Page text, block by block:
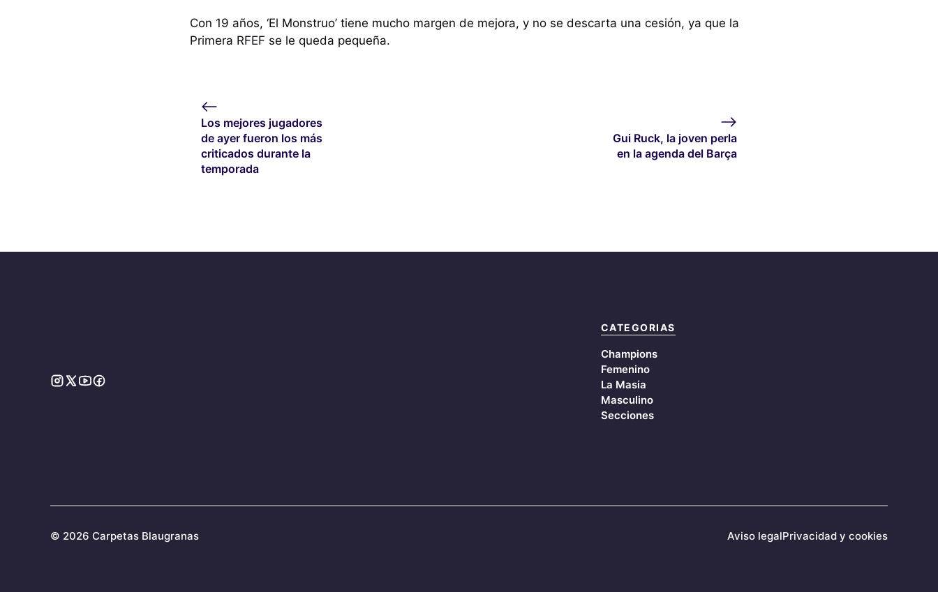
Con 19 años, ‘El Monstruo’ tiene mucho margen de mejora, y no se descarta una cesión, ya que la
Primera RFEF se le queda pequeña.
Los mejores jugadores
de ayer fueron los más
criticados durante la
temporada
Gui Ruck, la joven perla
en la agenda del Barça
CATEGORIAS
Champions
Femenino
La Masia
Masculino
Secciones
© 2026 Carpetas Blaugranas Aviso legalPrivacidad y cookies